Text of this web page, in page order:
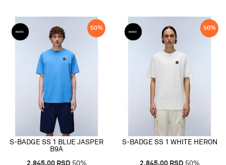
50%
S-BADGE SS 1 BLUE JASPER
B9A
2.845,00 RSD 50%
50%
S-BADGE SS 1 WHITE HERON
2.845,00 RSD 50%